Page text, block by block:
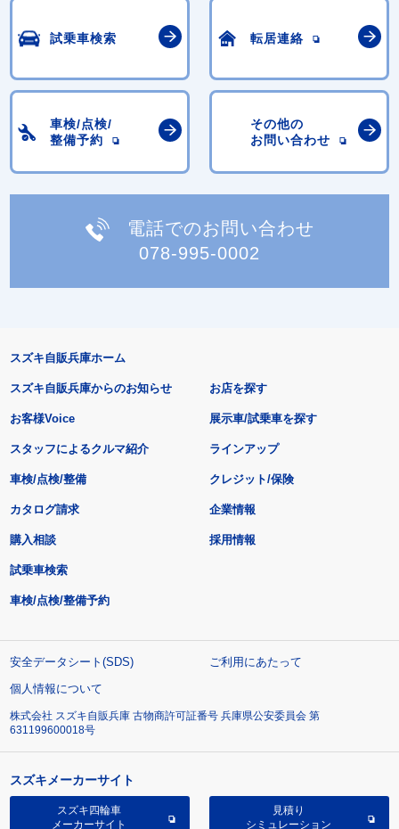
試乗車検索 転居連絡
車検/点検/
整備予約
その他の
お問い合わせ
電話でのお問い合わせ
078-995-0002
スズキ自販兵庫ホーム
スズキ自販兵庫からのお知らせ
お客様Voice
スタッフによるクルマ紹介
お店を探す
展示車/試乗車を探す
ラインアップ
車検/点検/整備 クレジット/保険
カタログ請求
購入相談
試乗車検索
車検/点検/整備予約
企業情報
採用情報
安全データシート(SDS)
ご利用にあたって
個人情報について
株式会社 スズキ自販兵庫 古物商許可証番号 兵庫県公安委員会 第
631199600018号
スズキメーカーサイト
スズキ四輪車
メーカーサイト
見積り
シミュレーション